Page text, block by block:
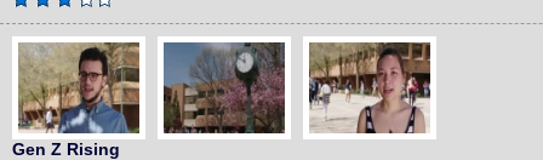
Gen Z Rising